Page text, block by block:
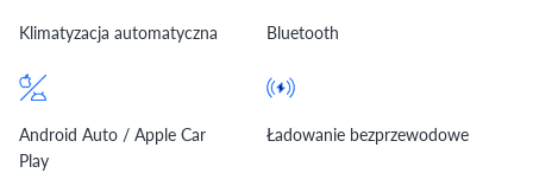
Klimatyzacja automatyczna Bluetooth
Android Auto / Apple Car
Play
Ładowanie bezprzewodowe